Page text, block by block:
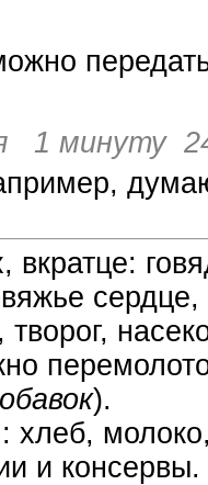
1 минуту
вкратце:
творог,
).
молоко,
и консервы.